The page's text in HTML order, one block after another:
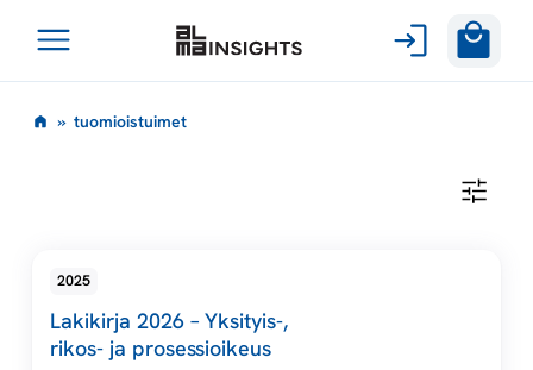
sisältöön
Avaa
t
m
» tuomioistuimet
U
2025
Lakikirja 2026 – Yksityis-,
rikos- ja prosessioikeus